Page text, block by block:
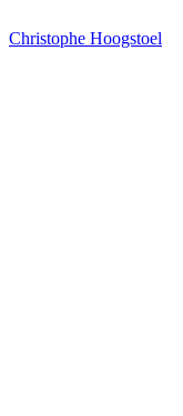
Christophe Hoogstoel